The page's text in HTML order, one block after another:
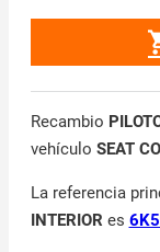
Recambio
vehículo SEAT
La referencia
INTERIOR es